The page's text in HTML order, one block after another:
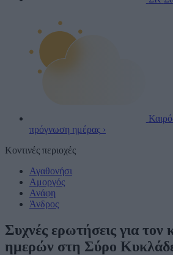
πρόγνωση ημέρας ›
Κοντινές περιοχές
Αγαθονήσι
Αμοργός
Ανάφη
Άνδρος
Συχνές ερωτήσεις για τον
ημερών στη Σύρο